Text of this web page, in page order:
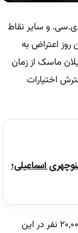
of
minute,
seconds
دی.سی. و سایر نقاط
روز اعتراض به
ماسک از زمان
اختیارات
اسماعیلی؛
سازمان‌دهندگان پیش‌بینی کرده بودند که بیش از ۲۰,۰۰۰ نفر در این